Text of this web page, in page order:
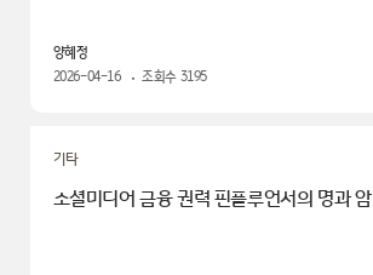
양혜정
2026-04-16
조회수 3195
기타
소셜미디어 금융 권력 핀플루언서의 명과 암